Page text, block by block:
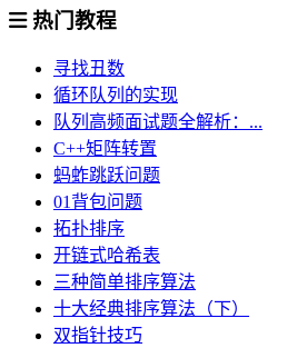
热门教程
寻找丑数
循环队列的实现
队列高频面试题全解析：...
C++矩阵转置
蚂蚱跳跃问题
01背包问题
拓扑排序
开链式哈希表
三种简单排序算法
十大经典排序算法（下）
双指针技巧